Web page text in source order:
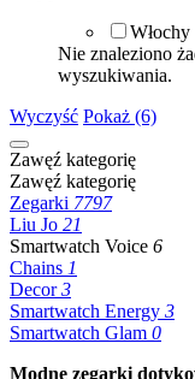
Włochy
Nie znaleziono
wyszukiwania.
Wyczyść Pokaż (6)
Zawęź kategorię
Zawęź kategorię
Zegarki 7797
Liu Jo 21
Smartwatch Voice 6
Chains 1
Decor3
Smartwatch Energy 3
Smartwatch Glam 0
Modne zegarki